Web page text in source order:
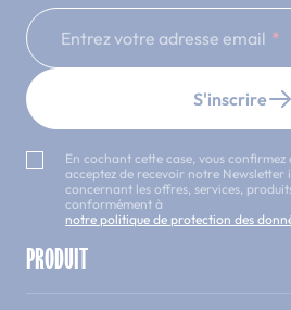
Entrez votre adresse email
S'inscrire
En cochant cette case, vous confirmez
acceptez de recevoir notre
concernant les offres, services,
conformément à
notre politique de protection des
PRODUIT